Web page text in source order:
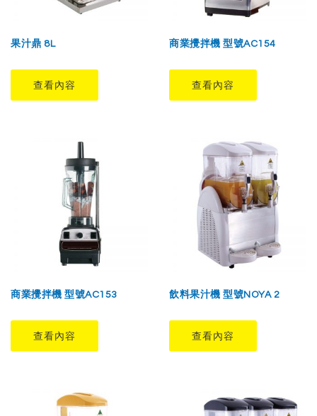
果汁鼎 8L
查看內容
商業攪拌機 型號AC154
查看內容
商業攪拌機 型號AC153
查看內容
飲料果汁機 型號NOYA 2
查看內容